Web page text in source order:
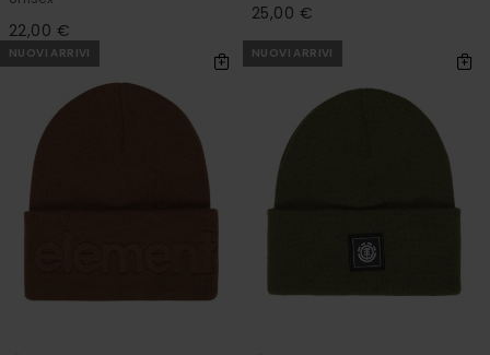
22,00 €
25,00 €
NUOVI ARRIVI NUOVI ARRIVI